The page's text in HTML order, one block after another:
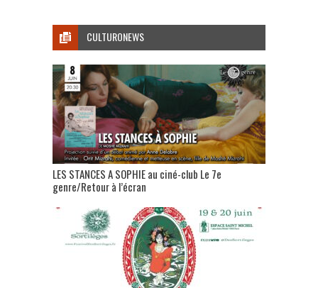
CULTURONEWS
LES STANCES A SOPHIE au ciné-club Le 7e
genre/Retour à l’écran